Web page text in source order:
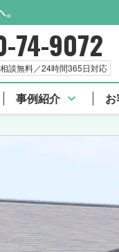
74-9072
談無料／24時間365日対応
事例紹介